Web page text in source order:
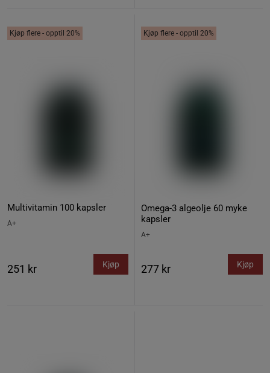
Kjøp flere - opptil 20%
Multivitamin 100 kapsler
A+
251 kr Kjøp
Kjøp flere - opptil 20%
Omega-3 algeolje 60 myke
kapsler
A+
277 kr Kjøp